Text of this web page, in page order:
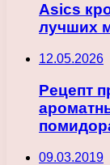
Asics
лучших
12.05.2026
Рецепт
09.03.2019